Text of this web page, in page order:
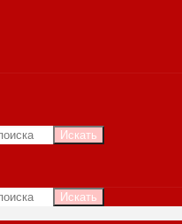
Искать
Искать